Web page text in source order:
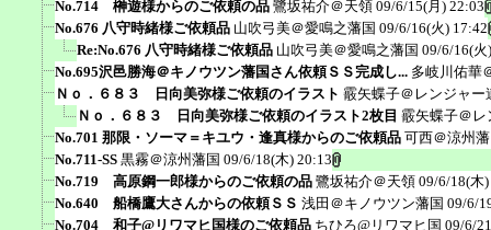
No.714 榊遊様からのご依頼の品 鷺坂祐介＠天領 09/6/15(月) 22:03
No.676 八守時緒様ご依頼品 山吹弓美＠愛鳴之藩国 09/6/16(火) 17:42
Re:No.676 八守時緒様ご依頼品 山吹弓美＠愛鳴之藩国 09/6/16(火
No.695沢邑勝海＠キノウツン藩国さん依頼ＳＳ完成し... 多岐川佑華
Ｎｏ．６８３ 日向美弥様ご依頼のイラスト 霰矢蝶子＠レンジャー
Ｎｏ．６８３ 日向美弥様ご依頼のイラスト2枚目 霰矢蝶子＠レ
No.701 那限・ソーマ＝キユウ・逢真様からのご依頼品 可西＠涼州
No.711-SS 黒霧＠涼州藩国 09/6/18(木) 20:13
No.719 高原鋼一郎様からのご依頼の品 鷺坂祐介＠天領 09/6/18(木
No.640 船橋鷹大さんからの依頼ＳＳ 浅田＠キノウツン藩国 09/6/
No.704 和子@リワマヒ国様のご依頼品 ちひろ@リワマヒ国 09/6/